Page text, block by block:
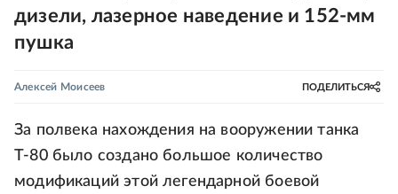
дизели, лазерное наведение и 152-мм
пушка
Алексей Моисеев ПОДЕЛИТЬСЯ
За полвека нахождения на вооружении танка
Т-80 было создано большое количество
модификаций этой легендарной боевой